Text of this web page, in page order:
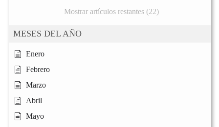
Mostrar artículos restantes (22)
MESES DEL AÑO
Enero
Febrero
Marzo
Abril
Mayo